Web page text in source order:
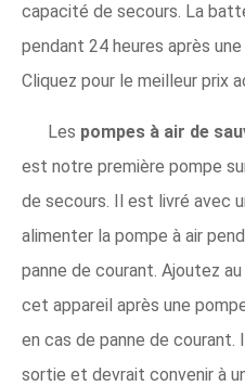
capacité de secours. La
pendant 24 heures après
Cliquez pour le meilleur prix
Les pompes à air de
est notre première pompe
de secours. Il est livré avec
alimenter la pompe à air
panne de courant. Ajoutez
cet appareil après une
en cas de panne de courant.
sortie et devrait convenir à